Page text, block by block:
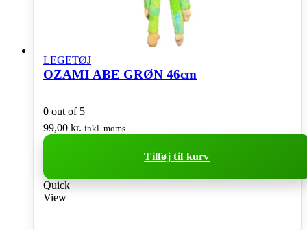
LEGETØJ
OZAMI ABE GRØN 46cm
0 out of 5
99,00 kr. inkl. moms
Tilføj til kurv
Quick
View